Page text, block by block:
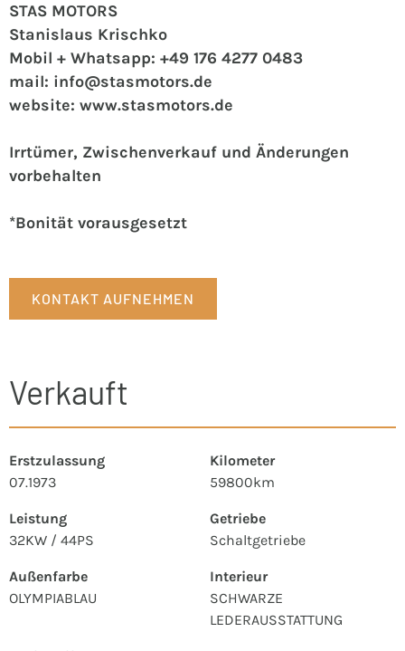
STAS MOTORS
Stanislaus Krischko
Mobil + Whatsapp: +49 176 4277 0483
mail: info@stasmotors.de
website: www.stasmotors.de
Irrtümer, Zwischenverkauf und Änderungen
vorbehalten
*Bonität vorausgesetzt
KONTAKT AUFNEHMEN
Verkauft
Erstzulassung
07.1973
Kilometer
59800km
Leistung
32KW / 44PS
Getriebe
Schaltgetriebe
Außenfarbe
OLYMPIABLAU
Interieur
SCHWARZE
LEDERAUSSTATTUNG